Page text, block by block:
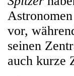
vor,
seinen
auch kurze